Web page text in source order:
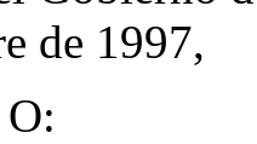
de 1997,